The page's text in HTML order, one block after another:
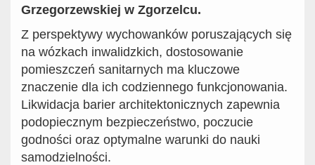
Grzegorzewskiej w Zgorzelcu.
Z perspektywy wychowanków poruszających się
na wózkach inwalidzkich, dostosowanie
pomieszczeń sanitarnych ma kluczowe
znaczenie dla ich codziennego funkcjonowania.
Likwidacja barier architektonicznych zapewnia
podopiecznym bezpieczeństwo, poczucie
godności oraz optymalne warunki do nauki
samodzielności.